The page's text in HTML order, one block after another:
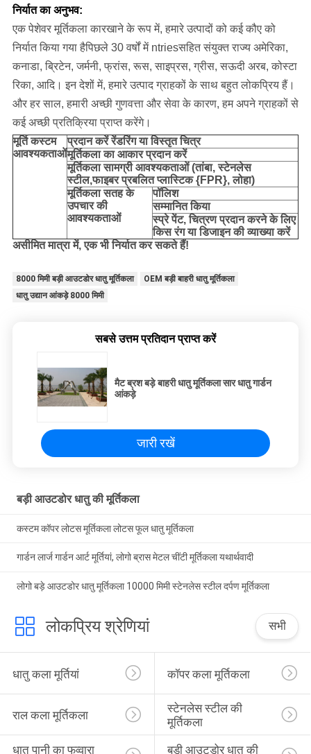
निर्यात का अनुभव:
एक पेशेवर मूर्तिकला कारखाने के रूप में, हमारे उत्पादों को कई कौए को
निर्यात किया गया हैपिछले 30 वर्षों में ntriesसहित संयुक्त राज्य अमेरिका,
कनाडा, ब्रिटेन, जर्मनी, फ्रांस, रूस, साइप्रस, ग्रीस, सऊदी अरब, कोस्टा
रिका, आदि। इन देशों में, हमारे उत्पाद ग्राहकों के साथ बहुत लोकप्रिय हैं।
और हर साल, हमारी अच्छी गुणवत्ता और सेवा के कारण, हम अपने ग्राहकों से
कई अच्छी प्रतिक्रिया प्राप्त करेंगे।
मूर्तिकस्टम
आवश्यकताओं
प्रदान करेंरेंडरिंग या विस्तृत चित्र
मूर्तिकला का आकार प्रदान करें
मूर्तिकला सामग्री आवश्यकताओं (तांबा, स्टेनलेस
स्टील,फाइबर प्रबलित प्लास्टिक {FPR}, लोहा)
मूर्तिकला सतह के
उपचार की
आवश्यकताओं
पॉलिश
सम्मानित किया
स्प्रे पेंट, चित्रण प्रदान करने के लिए
किस रंग या डिजाइन की व्याख्या करें
असीमित मात्रा में, एक भी निर्यात कर सकते हैं!
8000 मिमी बड़ी आउटडोर धातु मूर्तिकला
OEM बड़ी बाहरी धातु मूर्तिकला
धातु उद्यान आंकड़े 8000 मिमी
सबसे उत्तम प्रतिदान प्राप्त करें
मैट ब्रश बड़े बाहरी धातु मूर्तिकला सार धातु गार्डन
आंकड़े
जारी रखें
बड़ी आउटडोर धातु की मूर्तिकला
कस्टम कॉपर लोटस मूर्तिकला लोटस फूल धातु मूर्तिकला
गार्डन लार्ज गार्डन आर्ट मूर्तियां, लोगो ब्रास मेटल चींटी मूर्तिकला यथार्थवादी
लोगो बड़े आउटडोर धातु मूर्तिकला 10000 मिमी स्टेनलेस स्टील दर्पण मूर्तिकला
लोकप्रिय श्रेणियां सभी
धातु कला मूर्तियां कॉपर कला मूर्तिकला
राल कला मूर्तिकला
स्टेनलेस स्टील की
मूर्तिकला
धातु पानी का फव्वारा
बड़ी आउटडोर धातु की